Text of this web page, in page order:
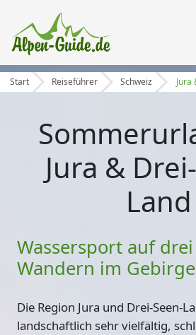
Start Reiseführer Schweiz Jura
Jura &
Land
Wassersport auf
Wandern im Gebirge
Die Region Jura und Drei-Seen-
landschaftlich sehr vielfältig,